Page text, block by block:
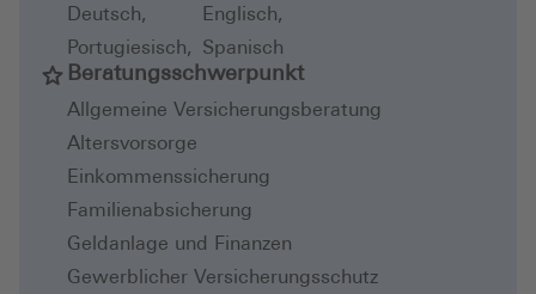
Deutsch, Englisch,
Portugiesisch, Spanisch
Beratungsschwerpunkt
Allgemeine Versicherungsberatung
Altersvorsorge
Einkommenssicherung
Familienabsicherung
Geldanlage und Finanzen
Gewerblicher Versicherungsschutz